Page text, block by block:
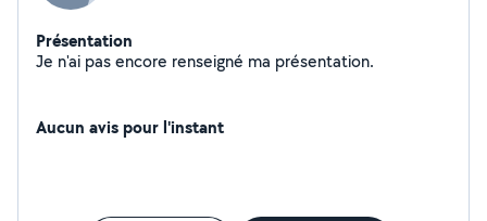
Présentation
Je n'ai pas encore renseigné ma présentation.
Aucun avis pour l'instant